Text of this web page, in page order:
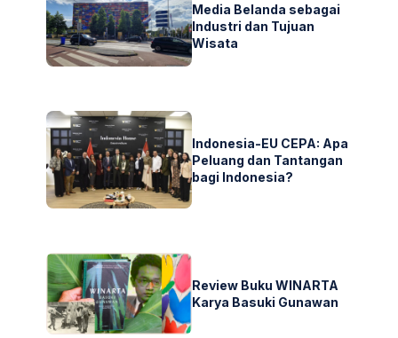
Media Belanda sebagai
Industri dan Tujuan
Wisata
Indonesia-EU CEPA: Apa
Peluang dan Tantangan
bagi Indonesia?
Review Buku WINARTA
Karya Basuki Gunawan